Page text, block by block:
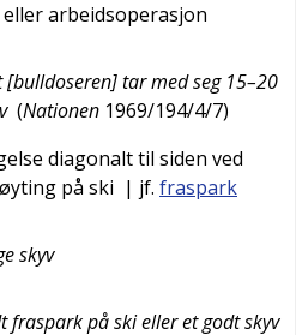
arbeidsoperasjon
tar med seg 15–20
(Nationen 1969/194/4/7)
diagonalt til siden ved
på ski | jf. fraspark
skyv
fraspark på ski eller et godt skyv